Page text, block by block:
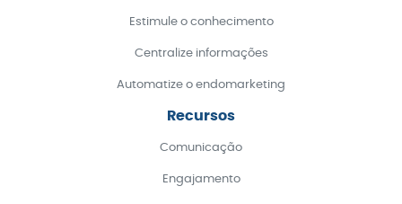
Estimule o conhecimento
Centralize informações
Automatize o endomarketing
Recursos
Comunicação
Engajamento